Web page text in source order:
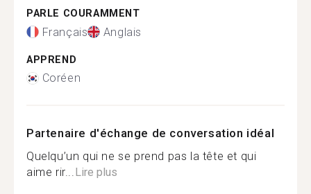
PARLE COURAMMENT
Français Anglais
APPREND
Coréen
Partenaire d'échange de conversation idéal
Quelqu’un qui ne se prend pas la tête et qui
aime rir...Lire plus